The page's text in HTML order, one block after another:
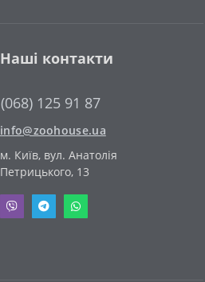
Наші контакти
(068) 125 91 87
info@zoohouse.ua
м. Київ, вул. Анатолія
Петрицького, 13